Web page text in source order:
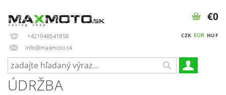
+421948541858
info@maxmoto.sk
CZK EUR HUF
€0
ÚDRŽBA